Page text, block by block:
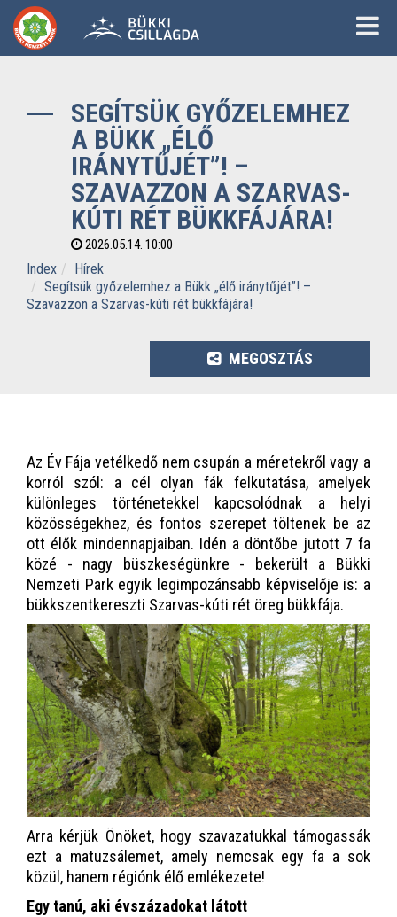
SEGÍTSÜK GYŐZELEMHEZ
A BÜKK „ÉLŐ
IRÁNYTŰJÉT”! –
SZAVAZZON A SZARVAS-
KÚTI RÉT BÜKKFÁJÁRA!
2026.05.14. 10:00
Index
Hírek
Segítsük győzelemhez a Bükk „élő iránytűjét”! –
Szavazzon a Szarvas-kúti rét bükkfájára!
MEGOSZTÁS
Az Év Fája vetélkedő nem csupán a méretekről vagy a
korról szól: a cél olyan fák felkutatása, amelyek
különleges történetekkel kapcsolódnak a helyi
közösségekhez, és fontos szerepet töltenek be az
ott élők mindennapjaiban. Idén a döntőbe jutott 7 fa
közé - nagy büszkeségünkre - bekerült a Bükki
Nemzeti Park egyik legimpozánsabb képviselője is: a
bükkszentkereszti Szarvas-kúti rét öreg bükkfája.
Arra kérjük Önöket, hogy szavazatukkal támogassák
ezt a matuzsálemet, amely nemcsak egy fa a sok
közül, hanem régiónk élő emlékezete!
Egy tanú, aki évszázadokat látott